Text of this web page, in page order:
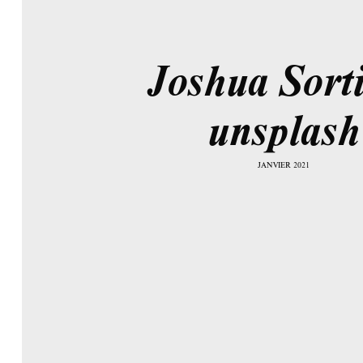
Joshua
unsplash
JANVIER 2021